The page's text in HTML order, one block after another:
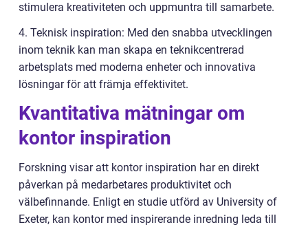
stimulera kreativiteten och uppmuntra till samarbete.
4. Teknisk inspiration: Med den snabba utvecklingen
inom teknik kan man skapa en teknikcentrerad
arbetsplats med moderna enheter och innovativa
lösningar för att främja effektivitet.
Kvantitativa mätningar om
kontor inspiration
Forskning visar att kontor inspiration har en direkt
påverkan på medarbetares produktivitet och
välbefinnande. Enligt en studie utförd av University of
Exeter, kan kontor med inspirerande inredning leda till